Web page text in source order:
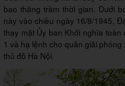
bao thăng trầm thời gian. Dưới
này vào chiều ngày 16/8/1945,
thay mặt Ủy ban Khởi nghĩa
1 và hạ lệnh cho quân giải
thủ đô Hà Nội.